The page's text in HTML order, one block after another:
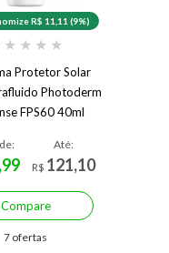
R$ 11,11 (9%)
★ ★ ★ ★
Protetor Solar
Photoderm
FPS60 40ml
Até:
R$ 121,10
Compare
7 ofertas